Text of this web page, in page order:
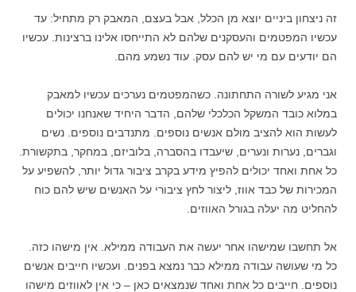
זה ניצחון ביניים יוצא מן הכלל, אבל בעצם, המאבק רק מתחיל: עד
עכשיו המפטמים והעסקנים שלהם לא התייחסו אלינו ברצינות. עכשיו
הם יודעים עם מי יש להם עסק. עוד נשמע מהם.
אני מגיע לשורה התחתונה. כשהמפטמים נערכים עכשיו למאבק
במלוא כובד המשקל הכלכלי שלהם, הדבר היחיד שאנחנו יכולים
לעשות הוא להציב מולם אנשים נוספים. מתנדבים נוספים. נשים
וגברים, נערות ונערים, שיעבדו בהסברה, בלוביזם, במחקר, בתקשורת.
כל אחת ואחד יכולים להפיץ מידע בקרב ציבור גדול יותר, להשפיע על
המכירות של כבד אווז, ליצור לחץ ציבורי על האנשים שיש להם כוח
להחליט מה יעלה בגורל האווזים.
אל תחשבו שמישהו אחר יעשה את העבודה ממילא. אין מישהו כזה.
כל מי שעושה עבודה ממילא כבר נמצא בפנים. ועכשיו חייבים אנשים
נוספים. חייבים כל אחת ואחד שנמצאים כאן – כי אין לאווזים מישהו